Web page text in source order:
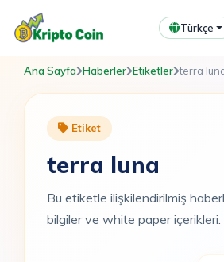
Türkçe
Ana Sayfa Haberler Etiketler terra
Etiket
terra luna
Bu etiketle ilişkilendirilmiş haberler, yararlı
bilgiler ve white paper içerikleri.